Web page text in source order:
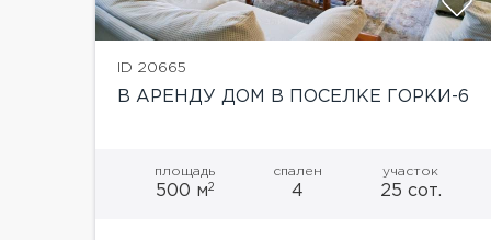
ID 20665
В АРЕНДУ ДОМ В ПОСЕЛКЕ ГОРКИ-6
площадь
500 м2
спален
4
участок
25 сот.